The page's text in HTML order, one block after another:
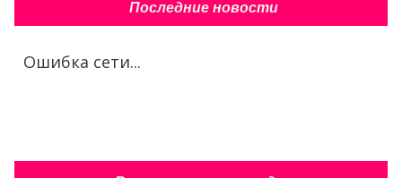
Последние новости
Ошибка сети...